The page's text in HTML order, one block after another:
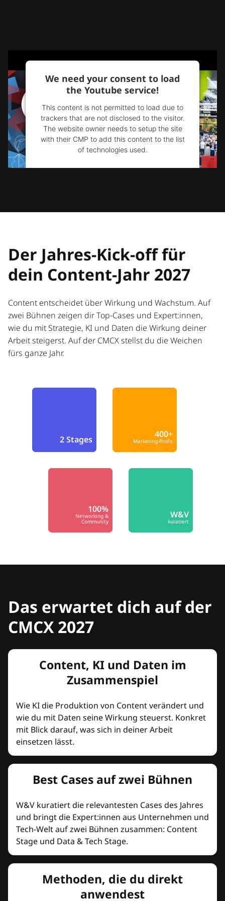
We need your consent to load
the Youtube service!
This content is not permitted to load due to
trackers that are not disclosed to the visitor.
The website owner needs to setup the site
with their CMP to add this content to the list
of technologies used.
Powered byUsercentrics Consent
Der Jahres-Kick-off für
dein Content-Jahr 2027
Content entscheidet über Wirkung und Wachstum. Auf
zwei Bühnen zeigen dir Top-Cases und Expert:innen,
wie du mit Strategie, KI und Daten die Wirkung deiner
Arbeit steigerst. Auf der CMCX stellst du die Weichen
fürs ganze Jahr.
2 Stages 400+
Marketing-Profis
100%
Networking &
Community
W&V
kuratiert
Das erwartet dich auf der
CMCX 2027
Content, KI und Daten im
Zusammenspiel
Wie KI die Produktion von Content verändert und
wie du mit Daten seine Wirkung steuerst. Konkret
mit Blick darauf, was sich in deiner Arbeit
einsetzen lässt.
Best Cases auf zwei Bühnen
W&V kuratiert die relevantesten Cases des Jahres
und bringt die Expert:innen aus Unternehmen und
Tech-Welt auf zwei Bühnen zusammen: Content
Stage und Data & Tech Stage.
Methoden, die du direkt
anwendest